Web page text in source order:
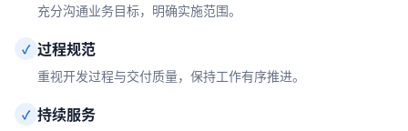
充分沟通业务目标，明确实施范围。
✓ 过程规范
重视开发过程与交付质量，保持工作有序推进。
✓ 持续服务